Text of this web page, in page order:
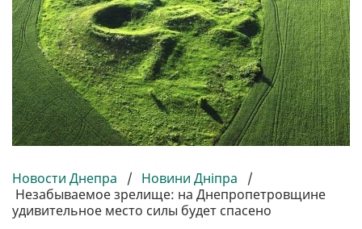
Новости Днепра / Новини Дніпра
/
Незабываемое зрелище: на Днепропетровщине
удивительное место силы будет спасено